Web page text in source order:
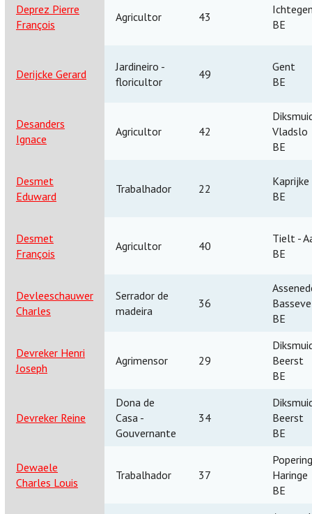
Deprez Pierre
François
Agricultor 43
BE
Derijcke Gerard
Jardineiro -
floricultor
49
Gent
BE
Desanders
Ignace
Agricultor 42
Vladslo
BE
Desmet
Eduward
Trabalhador 22
Kaprijke
BE
Desmet
François
Agricultor 40
Tielt -
BE
Devleeschauwer
Charles
Serrador de
madeira
36
BE
Devreker Henri
Joseph
Agrimensor 29
Beerst
BE
Devreker Reine
Dona de
Casa -
Gouvernante
34
Beerst
BE
Dewaele
Charles Louis
Trabalhador 37
Haringe
BE